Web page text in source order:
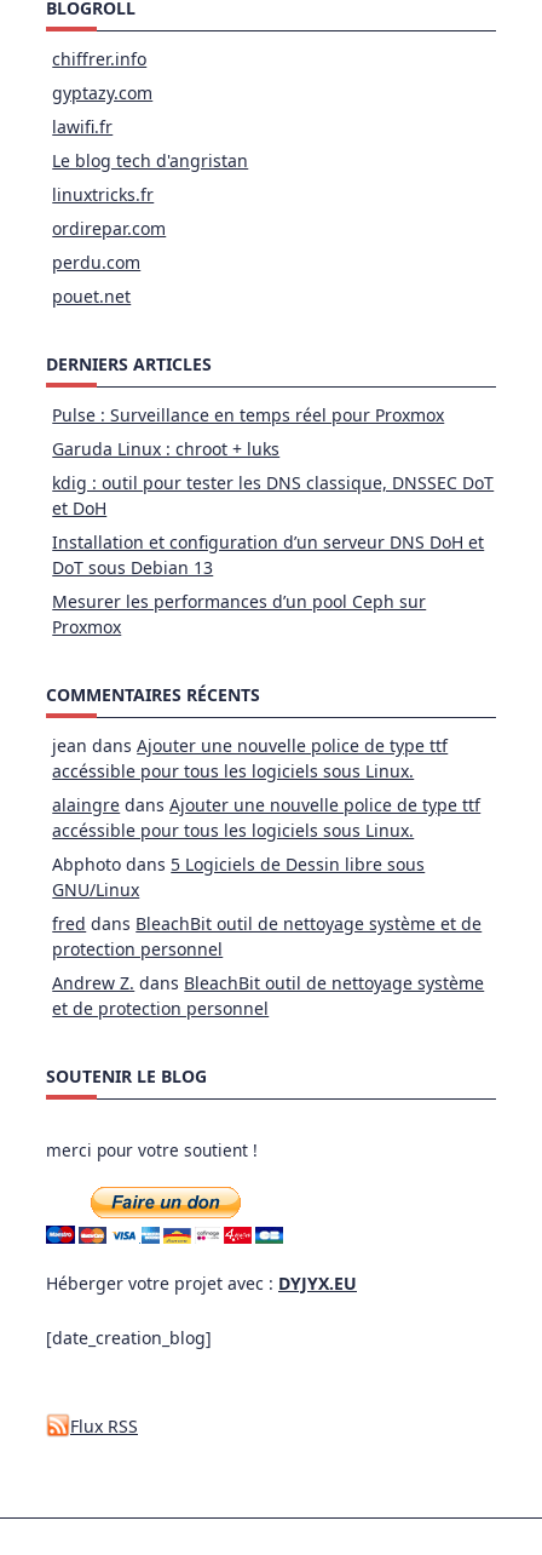
BLOGROLL
chiffrer.info
gyptazy.com
lawifi.fr
Le blog tech d'angristan
linuxtricks.fr
ordirepar.com
perdu.com
pouet.net
DERNIERS ARTICLES
Pulse : Surveillance en temps réel pour Proxmox
Garuda Linux : chroot + luks
kdig : outil pour tester les DNS classique, DNSSEC DoT
et DoH
Installation et configuration d’un serveur DNS DoH et
DoT sous Debian 13
Mesurer les performances d’un pool Ceph sur
Proxmox
COMMENTAIRES RÉCENTS
jean dansAjouter une nouvelle police de type ttf
accéssible pour tous les logiciels sous Linux.
alaingre dansAjouter une nouvelle police de type ttf
accéssible pour tous les logiciels sous Linux.
Abphoto dans 5 Logiciels de Dessin libre sous
GNU/Linux
fred dans BleachBit outil de nettoyage système et de
protection personnel
Andrew Z. dans BleachBit outil de nettoyage système
et de protection personnel
SOUTENIR LE BLOG
merci pour votre soutient !
Héberger votre projet avec : DYJYX.EU
[date_creation_blog]
Flux RSS